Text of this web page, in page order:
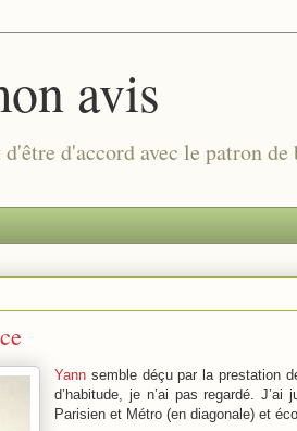
avis
d'accord avec le patron
Yann semble déçu par la prestation
d’habitude, je n’ai pas regardé.
Parisien et Métro (en diagonale) et